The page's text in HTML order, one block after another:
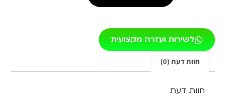
לשירות ועזרה מקצועית
חוות דעת (0)
חוות דעת